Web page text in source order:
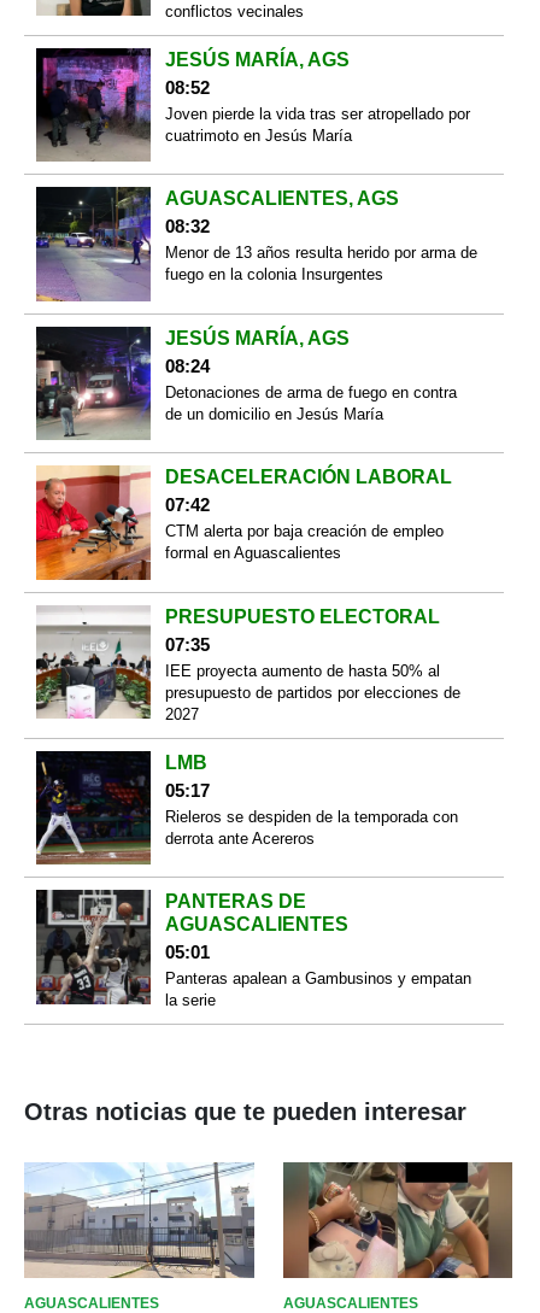
conflictos vecinales
JESÚS MARÍA, AGS
08:52
Joven pierde la vida tras ser atropellado por
cuatrimoto en Jesús María
AGUASCALIENTES, AGS
08:32
Menor de 13 años resulta herido por arma de
fuego en la colonia Insurgentes
JESÚS MARÍA, AGS
08:24
Detonaciones de arma de fuego en contra
de un domicilio en Jesús María
DESACELERACIÓN LABORAL
07:42
CTM alerta por baja creación de empleo
formal en Aguascalientes
PRESUPUESTO ELECTORAL
07:35
IEE proyecta aumento de hasta 50% al
presupuesto de partidos por elecciones de
2027
LMB
05:17
Rieleros se despiden de la temporada con
derrota ante Acereros
PANTERAS DE
AGUASCALIENTES
05:01
Panteras apalean a Gambusinos y empatan
la serie
Otras noticias que te pueden interesar
AGUASCALIENTES AGUASCALIENTES